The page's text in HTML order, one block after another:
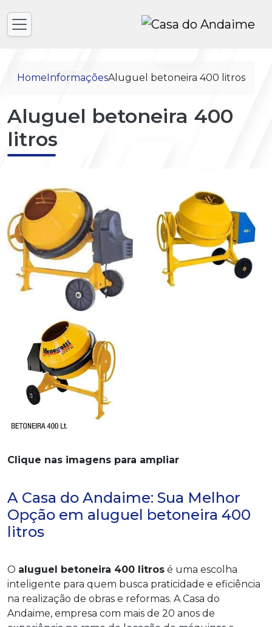
HomeInformaçõesAluguel betoneira 400 litros
Aluguel betoneira 400
litros
Clique nas imagens para ampliar
A Casa do Andaime: Sua Melhor
Opção em aluguel betoneira 400
litros
O aluguel betoneira 400 litros é uma escolha
inteligente para quem busca praticidade e eficiência
na realização de obras e reformas. A Casa do
Andaime, empresa com mais de 20 anos de